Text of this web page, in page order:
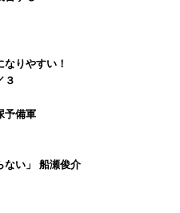
りやすい！
３
予備軍
ない」 船瀬俊介